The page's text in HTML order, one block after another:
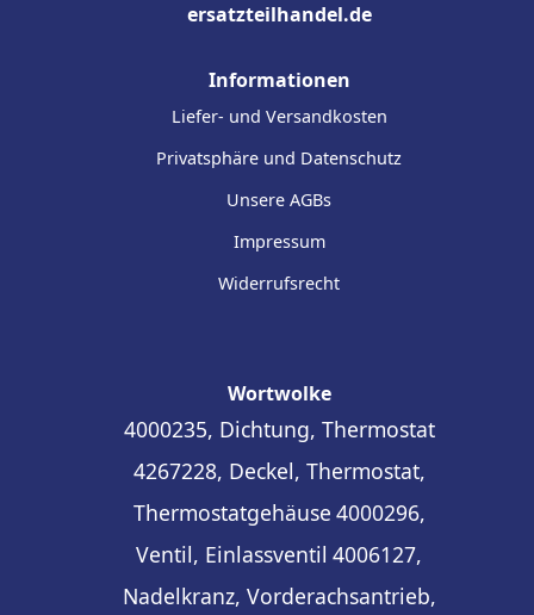
ersatzteilhandel.de
Informationen
Liefer- und Versandkosten
Privatsphäre und Datenschutz
Unsere AGBs
Impressum
Widerrufsrecht
Wortwolke
4000235, Dichtung, Thermostat
4267228, Deckel, Thermostat,
Thermostatgehäuse 4000296,
Ventil, Einlassventil 4006127,
Nadelkranz, Vorderachsantrieb,